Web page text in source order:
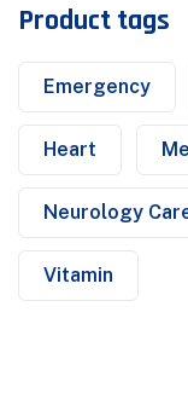
Product tags
Emergency
Heart
Neurology
Vitamin